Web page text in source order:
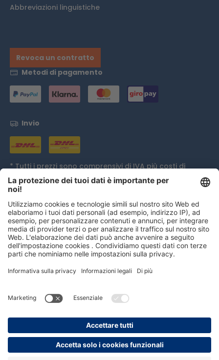
Abbreviazioni linguistiche
Revoca un contratto
Metodi di pagamento
Invio
* Tutti i prezzi sono comprensivi di IVA piùcosti di
spedizioneed eventualmente spese di contrassegno,
se non diversamente indicato.
Distinzione
persolog GmbH
mail@persolog.com